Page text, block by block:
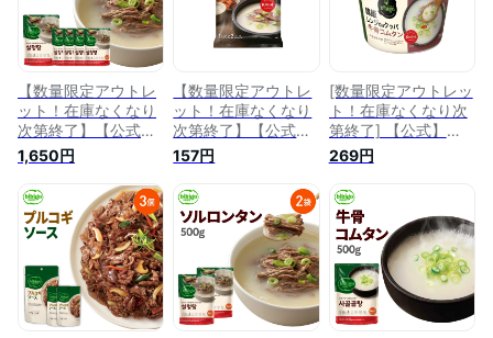
【数量限定アウトレ
ット！在庫なくなり
次第終了】【公式】
bibigo ビビゴ ソルロ
ンタン 500g 5袋
【メーカー直送】ス
ープ 韓飯 韓国料理
ギフト プレゼント
惣菜 常温
1,650円
【数量限定アウトレ
ット！在庫なくなり
次第終了】【公式】
【本場韓国の味!!】
bibigo ビビゴ 韓国ク
ッパの素 牛骨コムタ
ン【メーカー直送】
ギフト プレゼント
157円
[数量限定アウトレッ
ト！在庫なくなり次
第終了] 【公式】
bibigo 韓飯 レンジ
deクッパ 牛骨コムタ
ン ビビゴ コムタン
クッパ レンジクッパ
簡単 レンチン 韓国
韓国料理 常温
269円